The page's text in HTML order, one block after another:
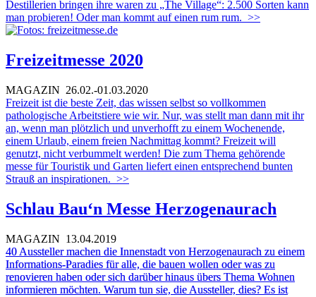
Destillerien bringen ihre waren zu „The Village“: 2.500 Sorten kann
man probieren! Oder man kommt auf einen rum rum. >>
Freizeitmesse 2020
MAGAZIN 26.02.-01.03.2020
Freizeit ist die beste Zeit, das wissen selbst so vollkommen
pathologische Arbeitstiere wie wir. Nur, was stellt man dann mit ihr
an, wenn man plötzlich und unverhofft zu einem Wochenende,
einem Urlaub, einem freien Nachmittag kommt? Freizeit will
genutzt, nicht verbummelt werden! Die zum Thema gehörende
messe für Touristik und Garten liefert einen entsprechend bunten
Strauß an inspirationen. >>
Schlau Bau‘n Messe Herzogenaurach
MAGAZIN 13.04.2019
40 Aussteller machen die Innenstadt von Herzogenaurach zu einem
Informations-Paradies für alle, die bauen wollen oder was zu
renovieren haben oder sich darüber hinaus übers Thema Wohnen
informieren möchten. Warum tun sie, die Aussteller, dies? Es ist